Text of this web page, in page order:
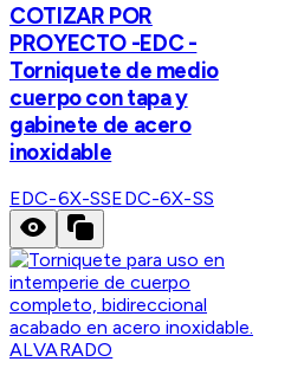
COTIZAR POR
PROYECTO -EDC -
Torniquete de medio
cuerpo con tapa y
gabinete de acero
inoxidable
EDC-6X-SSEDC-6X-SS
ALVARADO